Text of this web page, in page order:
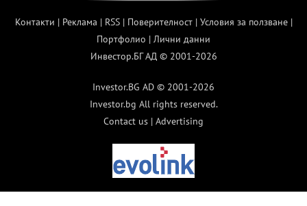
Контакти | Реклама | RSS| Поверителност| Условия за ползване|
Портфолио | Лични данни
Инвестор.БГ АД © 2001-2026
Investor.BG AD © 2001-2026
Investor.bg All rights reserved.
Contact us | Advertising